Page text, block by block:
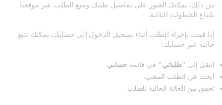
من ذلك، يمكنك العثور على تفاصيل طلبك وتتبع الطلب عبر موقعنا
باتباع الخطوات التالية:
إذا قمت بإجراء الطلب أثناء تسجيل الدخول إلى حسابك، يمكنك تتبع
حالته عبر حسابك:
انتقل إلى "طلباتي" في قائمة حسابي.
ابحث عن الطلب المعني.
تحقق من الحالة الحالية للطلب.